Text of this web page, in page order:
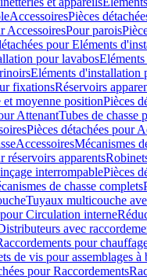
AccessoiresPièces
AccessoiresPour parois
pour Eléments
pour lavabos
Eléments d'installation
fixationsRéservoirs
et moyenne positionPièces
AttenantTubes de chasse
Pièces détachées pour
AccessoiresMécanismes
réservoirs apparents
interrompablePièces
de chasse complets
Tuyaux multicouche
pour Circulation interne
avec
pour
de vis pour assemblages à
pour Raccordements